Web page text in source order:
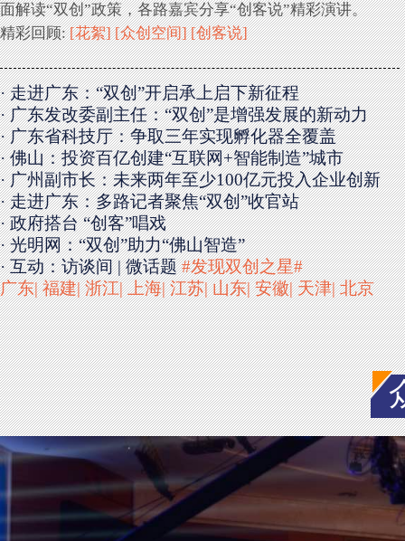
面解读“双创”政策，各路嘉宾分享“创客说”精彩演讲。
精彩回顾:[花絮][众创空间][创客说]
· 走进广东：“双创”开启承上启下新征程
· 广东发改委副主任：“双创”是增强发展的新动力
· 广东省科技厅：争取三年实现孵化器全覆盖
· 佛山：投资百亿创建“互联网+智能制造”城市
· 广州副市长：未来两年至少100亿元投入企业创新
· 走进广东：多路记者聚焦“双创”收官站
· 政府搭台 “创客”唱戏
· 光明网：“双创”助力“佛山智造”
· 互动：访谈间| 微话题#发现双创之星#
广东| 福建| 浙江| 上海| 江苏| 山东| 安徽| 天津| 北京